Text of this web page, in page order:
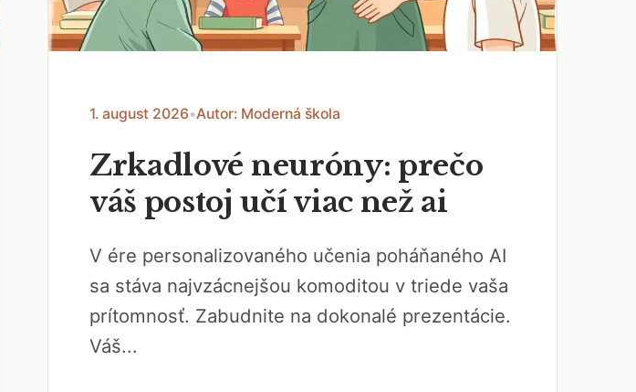
1. august 2026•Autor: Moderná škola
Zrkadlové neuróny: prečo
váš postoj učí viac než ai
V ére personalizovaného učenia poháňaného AI
sa stáva najvzácnejšou komoditou v triede vaša
prítomnosť. Zabudnite na dokonalé prezentácie.
Váš...